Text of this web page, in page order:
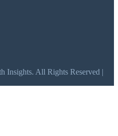
Insights. All Rights Reserved |